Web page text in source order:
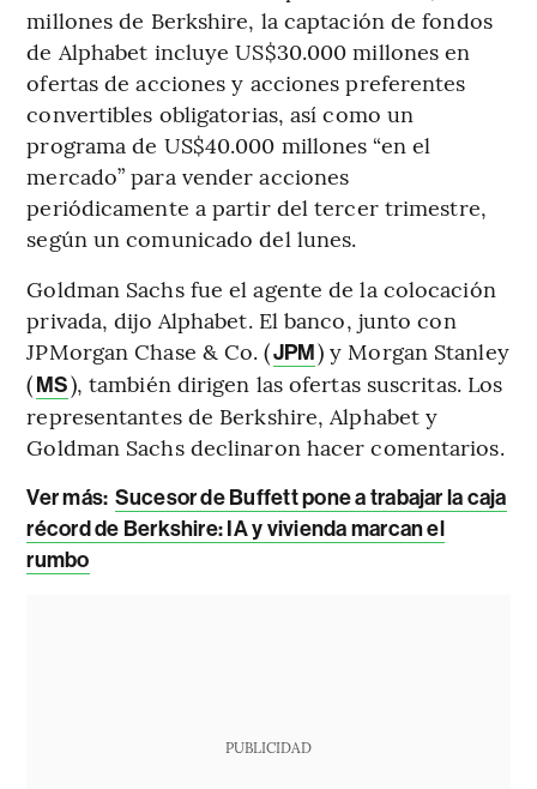
millones de Berkshire, la captación de fondos
de Alphabet incluye US$30.000 millones en
ofertas de acciones y acciones preferentes
convertibles obligatorias, así como un
programa de US$40.000 millones “en el
mercado” para vender acciones
periódicamente a partir del tercer trimestre,
según un comunicado del lunes.
Goldman Sachs fue el agente de la colocación
privada, dijo Alphabet. El banco, junto con
JPMorgan Chase & Co. (JPM) y Morgan Stanley
(MS), también dirigen las ofertas suscritas. Los
representantes de Berkshire, Alphabet y
Goldman Sachs declinaron hacer comentarios.
Ver más: Sucesor de Buffett pone a trabajar la caja
récord de Berkshire: IA y vivienda marcan el
rumbo
PUBLICIDAD